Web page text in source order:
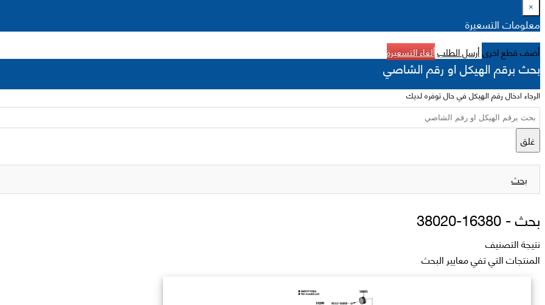
×
معلومات التسعيرة
أضف قطع اخرىأرسل الطلبألغاء التسعيرة
بحث برقم الهيكل او رقم الشاصي
الرجاء ادخال رقم الهيكل في حال توفره لديك
غلق
بحث
بحث -16380-38020
نتيجة التصنيف
المنتجات التي تفي معايير البحث